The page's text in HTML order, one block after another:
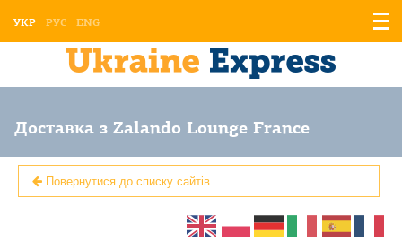
УКР РУС ENG
Доставка з Zalando Lounge France
Повернутися до списку сайтів